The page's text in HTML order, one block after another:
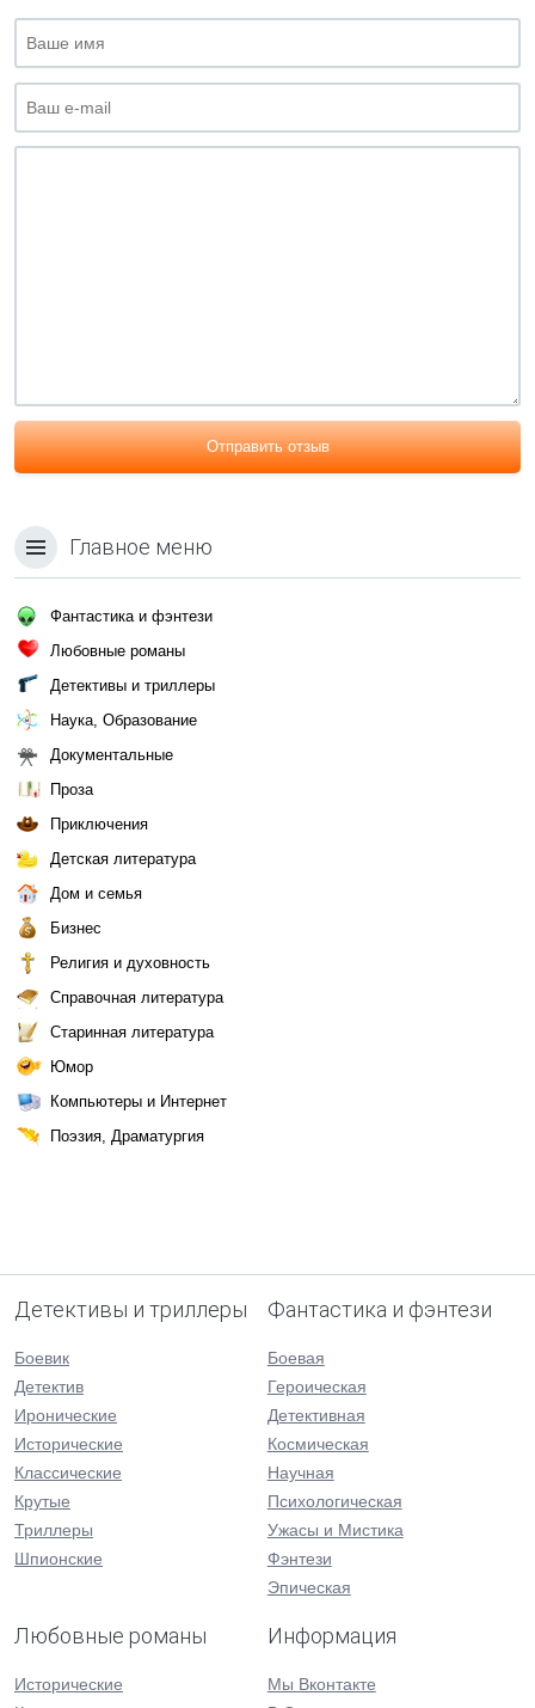
Отправить отзыв
Главное меню
Фантастика и фэнтези
Любовные романы
Детективы и триллеры
Наука, Образование
Документальные
Проза
Приключения
Детская литература
Дом и семья
Бизнес
Религия и духовность
Справочная литература
Старинная литература
Юмор
Компьютеры и Интернет
Поэзия, Драматургия
Детективы и триллеры
Боевик
Детектив
Иронические
Исторические
Классические
Крутые
Триллеры
Шпионские
Фантастика и фэнтези
Боевая
Героическая
Детективная
Космическая
Научная
Психологическая
Ужасы и Мистика
Фэнтези
Эпическая
Любовные романы
Исторические
Информация
Мы Вконтакте